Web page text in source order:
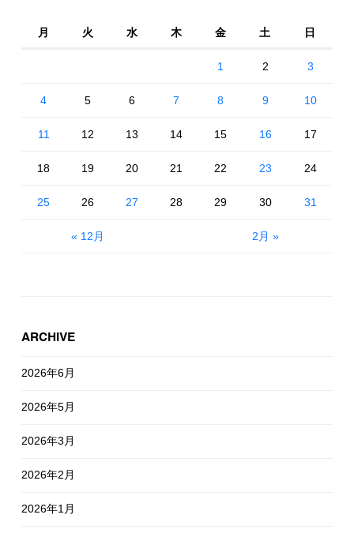
月 火 水 木 金 土 日
« 12月 2月 »
1 2 3
4 5 6 7 8 9 10
11 12 13 14 15 16 17
18 19 20 21 22 23 24
25 26 27 28 29 30 31
ARCHIVE
2026年6月
2026年5月
2026年3月
2026年2月
2026年1月